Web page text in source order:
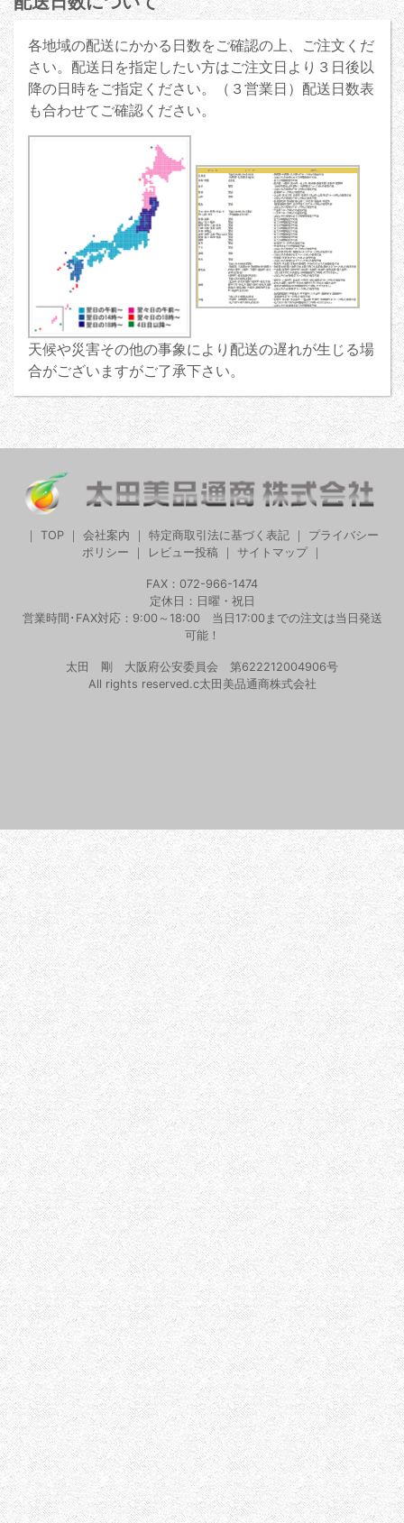
各地域の配送にかかる日数をご確認の上、ご注文くだ
さい。配送日を指定したい方はご注文日より３日後以
降の日時をご指定ください。（３営業日）配送日数表
も合わせてご確認ください。
天候や災害その他の事象により配送の遅れが生じる場
合がございますがご了承下さい。
TOP 会社案内 特定商取引法に基づく表記
プライバシー
ポリシー
レビュー投稿｜ サイトマップ｜
FAX：072-966-1474
定休日：日曜・祝日
営業時間･FAX対応：9:00～18:00 当日17:00までの注文は当日発送
可能！
太田 剛 大阪府公安委員会 第622212004906号
All rights reserved.c太田美品通商株式会社